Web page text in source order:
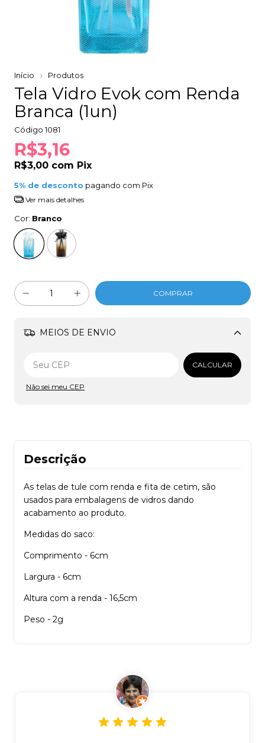
Início Produtos
Tela Vidro Evok com Renda
Branca (1un)
Código 1081
R$3,16
R$3,00 com Pix
5% de desconto pagando com Pix
Ver mais detalhes
Cor: Branco
MEIOS DE ENVIO
Alterar CEP
CALCULAR
Não sei meu CEP
Descrição
As telas de tule com renda e fita de cetim, são
usados para embalagens de vidros dando
acabamento ao produto.
Medidas do saco:
Comprimento - 6cm
Largura - 6cm
Altura com a renda - 16,5cm
Peso - 2g